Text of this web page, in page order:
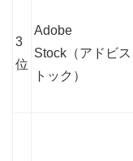
3
位
Adobe
Stock（アドビス
トック）